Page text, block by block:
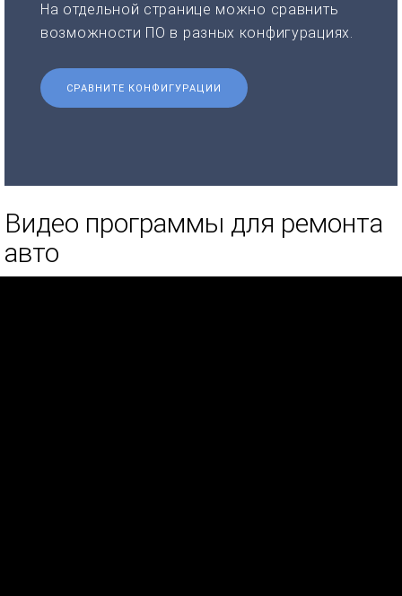
На отдельной странице можно сравнить
возможности ПО в разных конфигурациях.
СРАВНИТЕ КОНФИГУРАЦИИ
Видео программы для ремонта
авто